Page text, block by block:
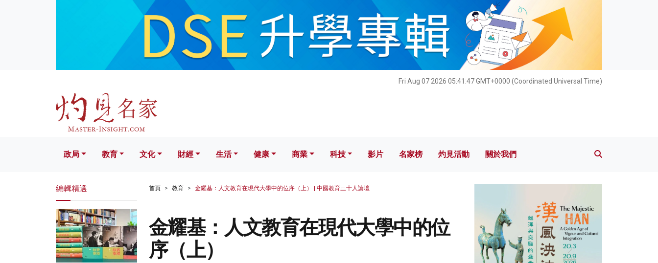
Fri Aug 07 2026 05:41:49 GMT+0000 (Coordinated Universal Time)
文化 財經 生活 健康 科技 影片 名家榜 灼見活動 關於我們
政局 教育 文化 財經 生活 健康 商業 科技 影片 名家榜 灼見活動 關於我們
首頁 教育 金耀基：人文教育在現代大學中的位序（上） | 中國教育三十人論壇
金耀基：人文教育在現代大學中的位
序（上）
編輯精選